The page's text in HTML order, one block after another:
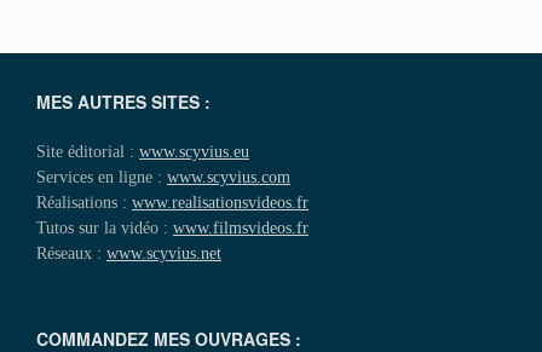
MES AUTRES SITES :
Site éditorial : www.scyvius.eu
Services en ligne : www.scyvius.com
Réalisations : www.realisationsvideos.fr
Tutos sur la vidéo : www.filmsvideos.fr
Réseaux : www.scyvius.net
COMMANDEZ MES OUVRAGES :